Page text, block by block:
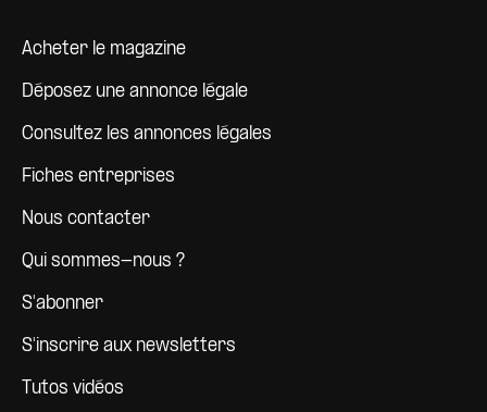
Pied de page
Acheter le magazine
Déposez une annonce légale
Consultez les annonces légales
Fiches entreprises
Nous contacter
Qui sommes-nous ?
S'abonner
S'inscrire aux newsletters
Tutos vidéos